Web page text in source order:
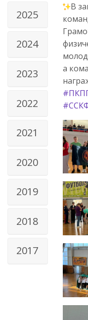
2025
2024
2023
2022
2021
2020
2019
2018
2017
В
а